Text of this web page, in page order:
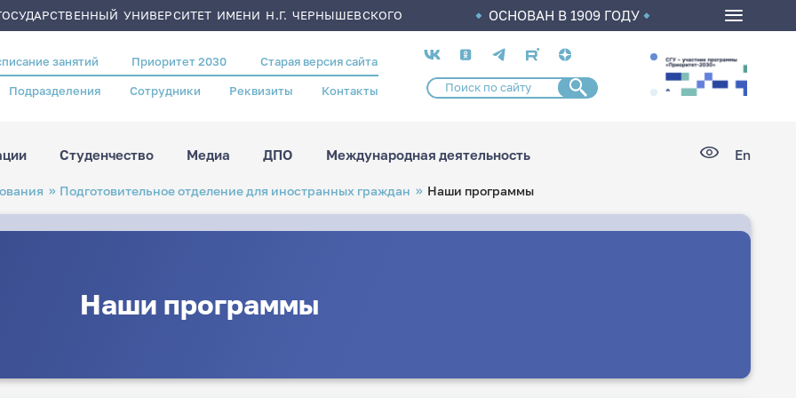
УНИВЕРСИТЕТ ИМЕНИ Н.Г. ЧЕРНЫШЕВСКОГО ОСНОВАН В 1909 ГОДУ
занятий Приоритет 2030 Старая версия сайта
Подразделения Сотрудники Реквизиты Контакты
Социальные
сети
Студенчество Медиа ДПО Международная деятельность En
Подготовительное отделение для иностранных граждан Наши программы
Наши программы